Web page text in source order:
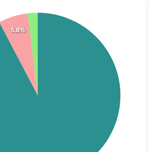
5.8%